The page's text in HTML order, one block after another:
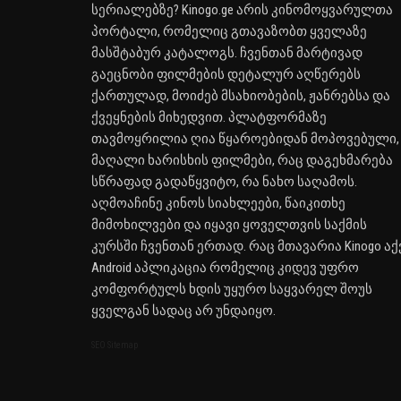
სერიალებზე? Kinogo.ge არის კინომოყვარულთა
პორტალი, რომელიც გთავაზობთ ყველაზე
მასშტაბურ კატალოგს. ჩვენთან მარტივად
გაეცნობი ფილმების დეტალურ აღწერებს
ქართულად, მოიძებ მსახიობების, ჟანრებსა და
ქვეყნების მიხედვით. პლატფორმაზე
თავმოყრილია ღია წყაროებიდან მოპოვებული,
მაღალი ხარისხის ფილმები, რაც დაგეხმარება
სწრაფად გადაწყვიტო, რა ნახო საღამოს.
აღმოაჩინე კინოს სიახლეები, წაიკითხე
მიმოხილვები და იყავი ყოველთვის საქმის
კურსში ჩვენთან ერთად. რაც მთავარია Kinogo
Android აპლიკაცია რომელიც კიდევ უფრო
კომფორტულს ხდის უყურო საყვარელ შოუს
ყველგან სადაც არ უნდაიყო.